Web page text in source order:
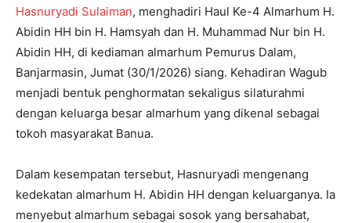
Hasnuryadi Sulaiman, menghadiri Haul Ke-4 Almarhum H.
Abidin HH bin H. Hamsyah dan H. Muhammad Nur bin H.
Abidin HH, di kediaman almarhum Pemurus Dalam,
Banjarmasin, Jumat (30/1/2026) siang. Kehadiran Wagub
menjadi bentuk penghormatan sekaligus silaturahmi
dengan keluarga besar almarhum yang dikenal sebagai
tokoh masyarakat Banua.
Dalam kesempatan tersebut, Hasnuryadi mengenang
kedekatan almarhum H. Abidin HH dengan keluarganya. Ia
menyebut almarhum sebagai sosok yang bersahabat,